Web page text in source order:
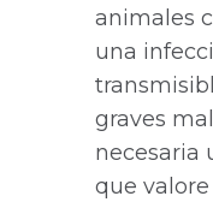
animales
una
graves
necesaria
que